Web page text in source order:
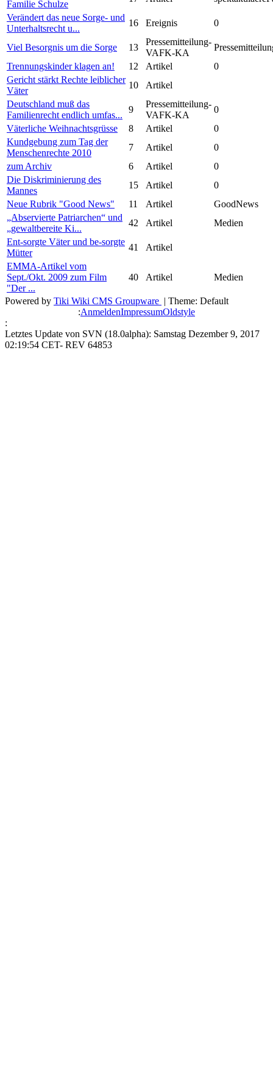
Familie Schulze
Verändert das neue Sorge- und
Unterhaltsrecht u...
16 Ereignis 0
Viel Besorgnis um die Sorge 13
Pressemitteilung-
VAFK-KA
Trennungskinder klagen an!
12 Artikel
0
Gericht stärkt Rechte leiblicher
Väter
10
Artikel
Deutschland muß das
Familienrecht endlich umfas...
9
Pressemitteilung-
VAFK-KA
0
Väterliche Weihnachtsgrüsse
8 Artikel
0
Kundgebung zum Tag der
Menschenrechte 2010
7 Artikel
0
zum Archiv
6 Artikel
0
Die Diskriminierung des
Mannes
15 Artikel
0
Neue Rubrik "Good News"
11 Artikel
GoodNews
„Abservierte Patriarchen“ und
„gewaltbereite Ki...
42 Artikel
Medien
Ent-sorgte Väter und be-sorgte
Mütter
41
Artikel
EMMA-Artikel vom
Sept./Okt. 2009 zum Film
"Der ...
40 Artikel Medien
Powered by Tiki Wiki CMS Groupware | Theme: Default
:AnmeldenImpressumOldstyle
:
Letztes Update von SVN (18.0alpha): Samstag Dezember 9, 2017
02:19:54 CET- REV 64853